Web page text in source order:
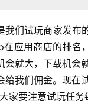
我们试玩商家发布
在应用商店的排名
会就大，下载机会
给我们佣金。现在
家要注意试玩任